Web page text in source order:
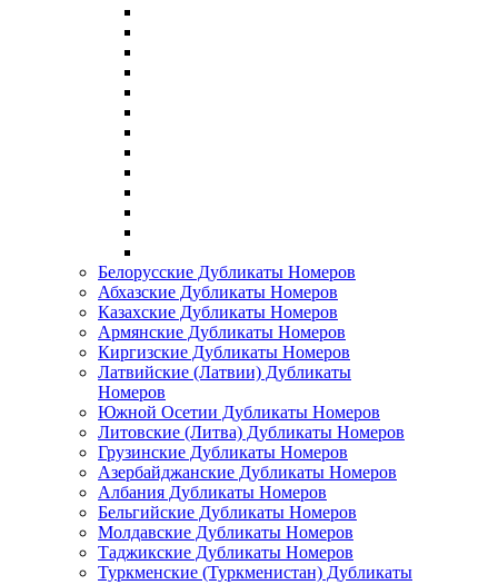
Белорусские Дубликаты Номеров
Абхазские Дубликаты Номеров
Казахские Дубликаты Номеров
Армянские Дубликаты Номеров
Киргизские Дубликаты Номеров
Латвийские (Латвии) Дубликаты
Номеров
Южной Осетии Дубликаты Номеров
Литовские (Литва) Дубликаты Номеров
Грузинские Дубликаты Номеров
Азербайджанские Дубликаты Номеров
Албания Дубликаты Номеров
Бельгийские Дубликаты Номеров
Молдавские Дубликаты Номеров
Таджикские Дубликаты Номеров
Туркменские (Туркменистан) Дубликаты